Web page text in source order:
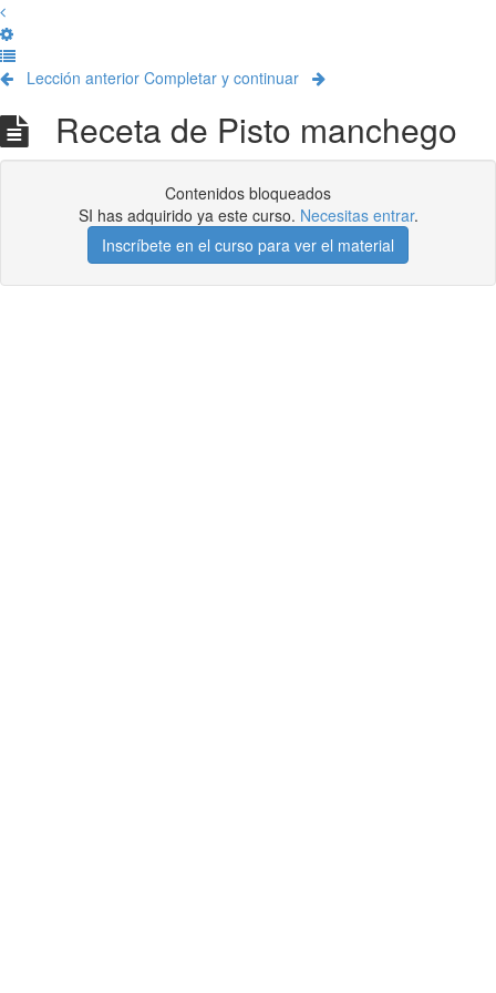
Lección anterior Completar y continuar
Receta de Pisto manchego
Contenidos bloqueados
SI has adquirido ya este curso. Necesitas entrar.
Inscríbete en el curso para ver el material